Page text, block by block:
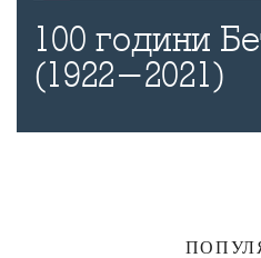
100 години
(1922-2021)